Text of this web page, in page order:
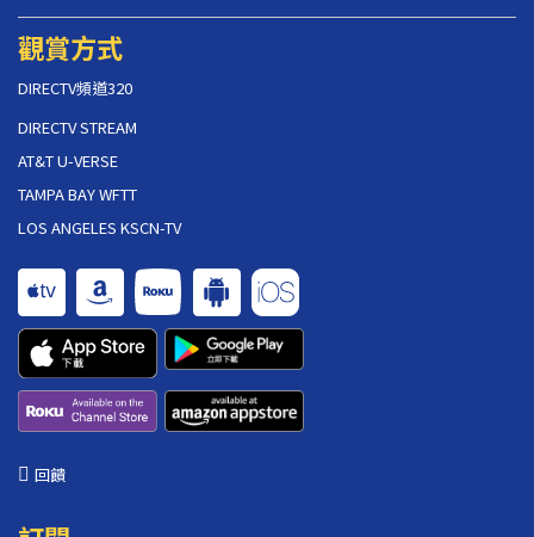
觀賞方式
DIRECTV頻道320
DIRECTV STREAM
AT&T U-VERSE
TAMPA BAY WFTT
LOS ANGELES KSCN-TV
回饋